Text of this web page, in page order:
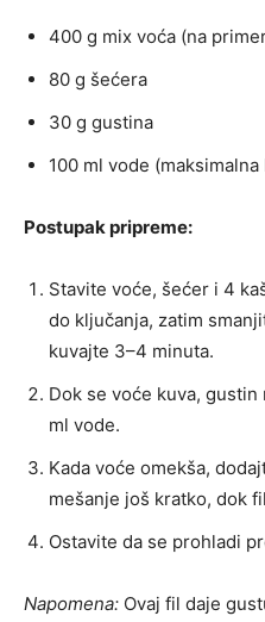
400 g mix voća (na
80 g šećera
30 g gustina
100 ml vode
Postupak pripreme:
Stavite voće, šećer i 4
do ključanja, zatim
kuvajte 3–4 minuta.
Dok se voće kuva,
ml vode.
Kada voće omekša,
mešanje još kratko, dok
Ostavite da se prohladi
Napomena: Ovaj fil daje